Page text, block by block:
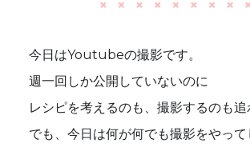
今日はYoutubeの撮影です。
週一回しか公開していないのに
レシピを考えるのも、撮影するのも
でも、今日は何が何でも撮影をやっ